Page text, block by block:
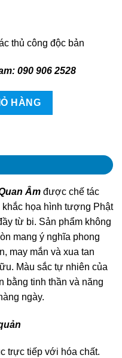
thủ công độc bản
090 906 2528
Âm quantity
HÀNG
Âm được chế tác
họa hình tượng Phật
từ bi. Sản phẩm không
mang ý nghĩa phong
may mắn và xua tan
Màu sắc tự nhiên của
bằng tinh thần và năng
ngày.
trực tiếp với hóa chất.